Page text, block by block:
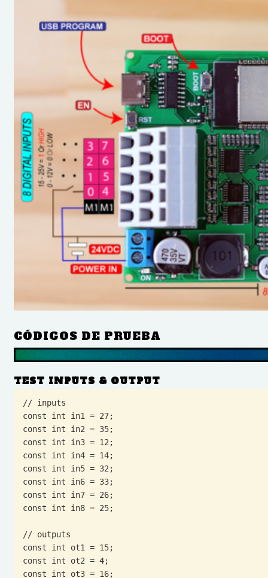
CÓDIGOS DE PRUEBA
TEST INPUTS & OUTPUT
// inputs
const int in1 = 27;
const int in2 = 35;
const int in3 = 12;
const int in4 = 14;
const int in5 = 32;
const int in6 = 33;
const int in7 = 26;
const int in8 = 25;
// outputs
const int ot1 = 15;
const int ot2 = 4;
const int ot3 = 16;